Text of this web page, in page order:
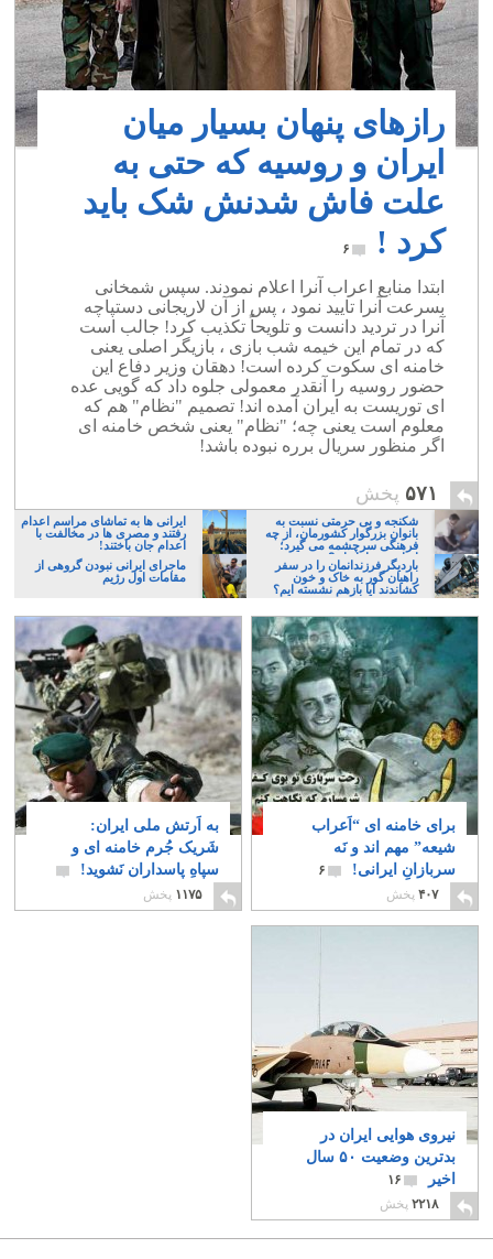
رازهای پنهان بسیار میان
ایران و روسیه که حتی به
علت فاش شدنش شک باید
کرد !
۶
ابتدا منابع اعراب آنرا اعلام نمودند. سپس شمخانی
بسرعت آنرا تایید نمود ، پس از آن لاریجانی دستپاچه
آنرا در تردید دانست و تلویحاً تکذیب کرد! جالب است
که در تمام این خیمه شب بازی ، بازیگر اصلی یعنی
خامنه ای سکوت کرده است! دهقان وزیر دفاع این
حضور روسیه را آنقدر معمولی جلوه داد که گویی عده
ای توریست به ایران آمده اند! تصمیم "نظام" هم که
معلوم است یعنی چه؛ "نظام" یعنی شخص خامنه ای
اگر منظور سریال برره نبوده باشد!
۵۷۱ پخش
شکنجه و بی حرمتی نسبت به
بانوان بزرگوار کشورمان، از چه
فرهنگی سرچشمه می گیرد؛
ایرانی، و یا تازیان؟
ایرانی ها به تماشای مراسم اعدام
رفتند و مصری ها در مخالفت با
اعدام جان باختند!
باردیگر فرزندانمان را در سفر
راهیان گور به خاک و خون
کشاندند آیا بازهم نشسته ایم؟
ماجرای ایرانی نبودن گروهی از
مقامات اول رژیم
برای خامنه ای “اَعراب
شیعه” مهم اند و نَه
سربازانِ ایرانی!
۶
۴۰۷ پخش
به اَرتش ملی ایران:
شَریک جُرم خامنه ای و
سپاهِ پاسداران نَشوید!
۱۱۷۵ پخش
نیروی هوایی ایران در
بدترین وضعیت ۵۰ سال
اخیر
۱۶
۲۲۱۸ پخش